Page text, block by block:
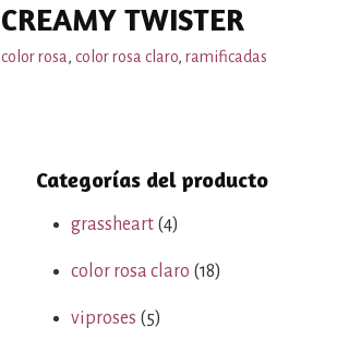
CREAMY TWISTER
color rosa, color rosa claro, ramificadas
Categorías del producto
grassheart (4)
color rosa claro (18)
viproses (5)